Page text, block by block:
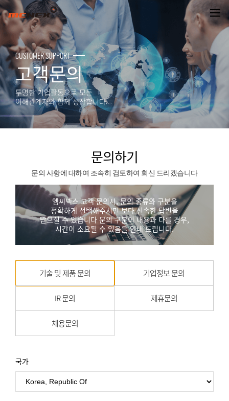
문의하기
CUSTOMER SUPPORT
고객문의
투명한 기업활동으로 모든
이해관계자와 함께 성장합니다.
문의하기
문의 사항에 대하여 조속히 검토하여 회신 드리겠습니다
엠씨넥스 고객 문의시, 문의 종류와 구분을
정확하게 선택해주시면 보다 신속한 답변을
받으실 수 있습니다 문의 구분이 내용과 다를 경우,
시간이 소요될 수 있음을 안내 드립니다.
기술 및 제품 문의 기업정보 문의
IR 문의 제휴문의
채용문의
국가